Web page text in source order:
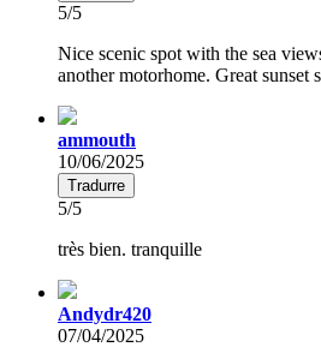
5/5
Nice scenic spot with the sea
another motorhome. Great sunset
ammouth
10/06/2025
Tradurre
5/5
très bien. tranquille
Andydr420
07/04/2025